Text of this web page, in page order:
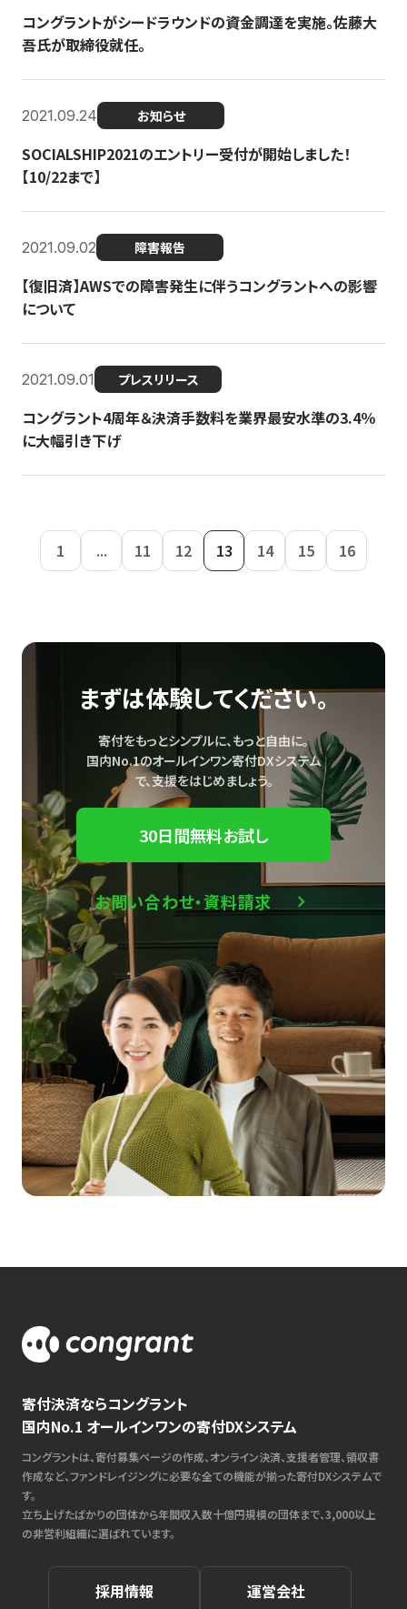
コングラントがシードラウンドの資金調達を実施。佐藤大
吾氏が取締役就任。
2021.09.24 お知らせ
SOCIALSHIP2021のエントリー受付が開始しました！
【10/22まで】
2021.09.02 障害報告
【復旧済】AWSでの障害発生に伴うコングラントへの影響
について
2021.09.01 プレスリリース
コングラント4周年＆決済手数料を業界最安水準の3.4％
に大幅引き下げ
1 ... 11 12 13 14 15 16
まずは体験してください。
寄付をもっとシンプルに、もっと自由に。
国内No.1のオールインワン寄付DXシステム
で、支援をはじめましょう。
30日間無料お試し
お問い合わせ・資料請求
寄付決済ならコングラント
国内No.1 オールインワンの寄付DXシステム
コングラントは、寄付募集ページの作成、オンライン決済、支援者管理、領収書
作成など、ファンドレイジングに必要な全ての機能が揃った寄付DXシステムで
す。
立ち上げたばかりの団体から年間収入数十億円規模の団体まで、3,000以上
の非営利組織に選ばれています。
採用情報 運営会社